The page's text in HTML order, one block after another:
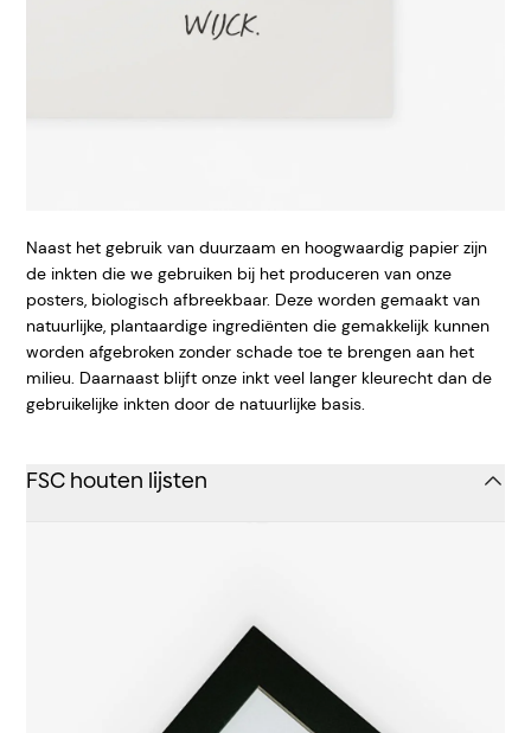
Naast het gebruik van duurzaam en hoogwaardig papier zijn
de inkten die we gebruiken bij het produceren van onze
posters, biologisch afbreekbaar. Deze worden gemaakt van
natuurlijke, plantaardige ingrediënten die gemakkelijk kunnen
worden afgebroken zonder schade toe te brengen aan het
milieu. Daarnaast blijft onze inkt veel langer kleurecht dan de
gebruikelijke inkten door de natuurlijke basis.
FSC houten lijsten